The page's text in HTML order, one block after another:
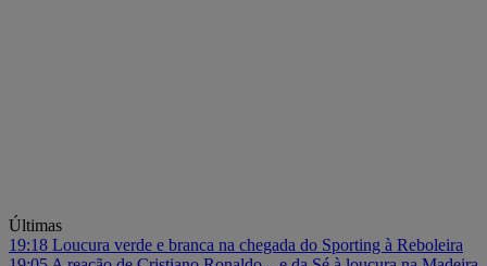
Últimas
19:18 Loucura verde e branca na chegada do Sporting à Reboleira